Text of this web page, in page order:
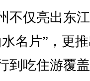
仅亮出东
名片”，更
到吃住游覆